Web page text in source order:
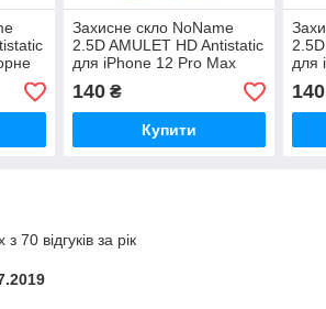
Захисне скло NoName
2.5D AMULET HD Antistatic
для iPhone 12 Pro Max
Чорне в пакованні
140₴
Купити
для
140
70 відгуків за рік